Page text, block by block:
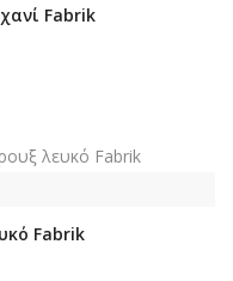
Fabrik
Fabrik